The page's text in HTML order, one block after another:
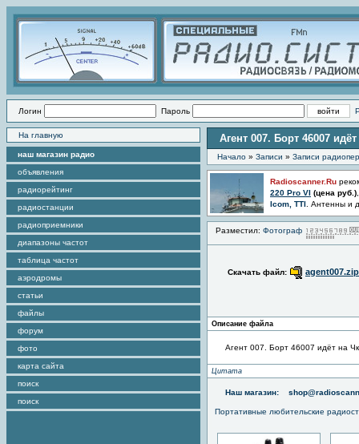
Логин Пароль
На главную
наш магазин радио
объявления
радиорейтинг
радиостанции
радиоприемники
диапазоны частот
таблица частот
аэродромы
статьи
файлы
форум
фото
карта сайта
поиск
поиск
Агент 007. Борт 46007
Начало » Записи » Записи
Radioscanner.Ru
220 Pro VI (цена руб.)
Icom, TTI . Антенны и
Разместил: Фотограф
Скачать файл: agent007.zip
Описание файла
Агент 007. Борт 46007 идёт на
Цитата
Наш магазин:
Портативные любительские